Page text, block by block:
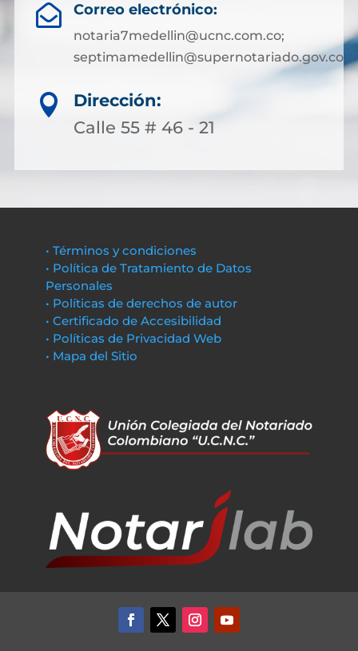
 Correo electrónico:
notaria7medellin@ucnc.com.co;
septimamedellin@supernotariado.gov.co

Dirección:
Calle 55 # 46 - 21
• Términos y condiciones
• Política de Tratamiento de Datos
Personales
• Políticas de derechos de autor
• Certificado de Accesibilidad
• Políticas de Privacidad Web
• Mapa del Sitio